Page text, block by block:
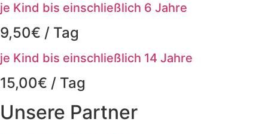
je Kind bis einschließlich 6 Jahre
9,50€ / Tag
je Kind bis einschließlich 14 Jahre
15,00€ / Tag
Unsere Partner